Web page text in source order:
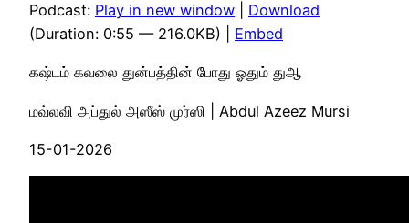
Podcast: Play in new window
Download
(Duration: 0:55 — 216.0KB) | Embed
கஷ்டம் கவலை துன்பத்தின் போது ஓதும் துஆ
மவ்லவி அப்துல் அஸீஸ் முர்ஸி | Abdul Azeez Mursi
15-01-2026